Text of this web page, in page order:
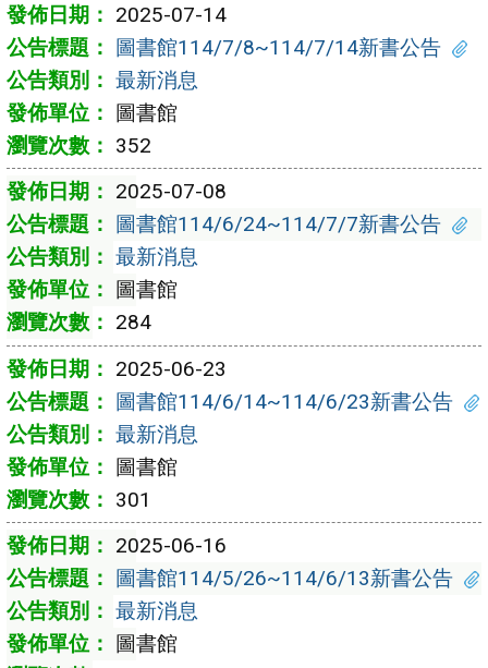
2025-07-14
圖書館114/7/8~114/7/14新書公告
最新消息
圖書館
352
2025-07-08
圖書館114/6/24~114/7/7新書公告
最新消息
圖書館
284
2025-06-23
圖書館114/6/14~114/6/23新書公告
最新消息
圖書館
301
2025-06-16
圖書館114/5/26~114/6/13新書公告
最新消息
圖書館